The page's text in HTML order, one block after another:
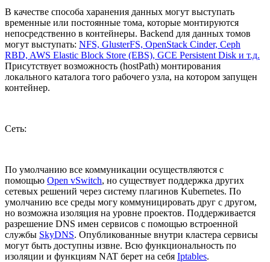
В качестве способа харанения данных могут выступать
временные или постоянные тома, которые монтируются
непосредственно в контейнеры. Backend для данных томов
могут выступать: NFS, GlusterFS, OpenStack Cinder, Ceph
RBD, AWS Elastic Block Store (EBS), GCE Persistent Disk и т.д.
Присутствует возможность (hostPath) монтирования
локального каталога того рабочего узла, на котором запущен
контейнер.
Сеть:
По умолчанию все коммуникации осуществляются с
помощью Open vSwitch, но существует поддержка других
сетевых решений через систему плагинов Kubernetes. По
умолчанию все среды могу коммуницировать друг с другом,
но возможна изоляция на уровне проектов. Поддерживается
разрешение DNS имен сервисов с помощью встроенной
службы SkyDNS. Опубликованные внутри кластера сервисы
могут быть доступны извне. Всю функциональность по
изоляции и функциям NAT берет на себя Iptables.